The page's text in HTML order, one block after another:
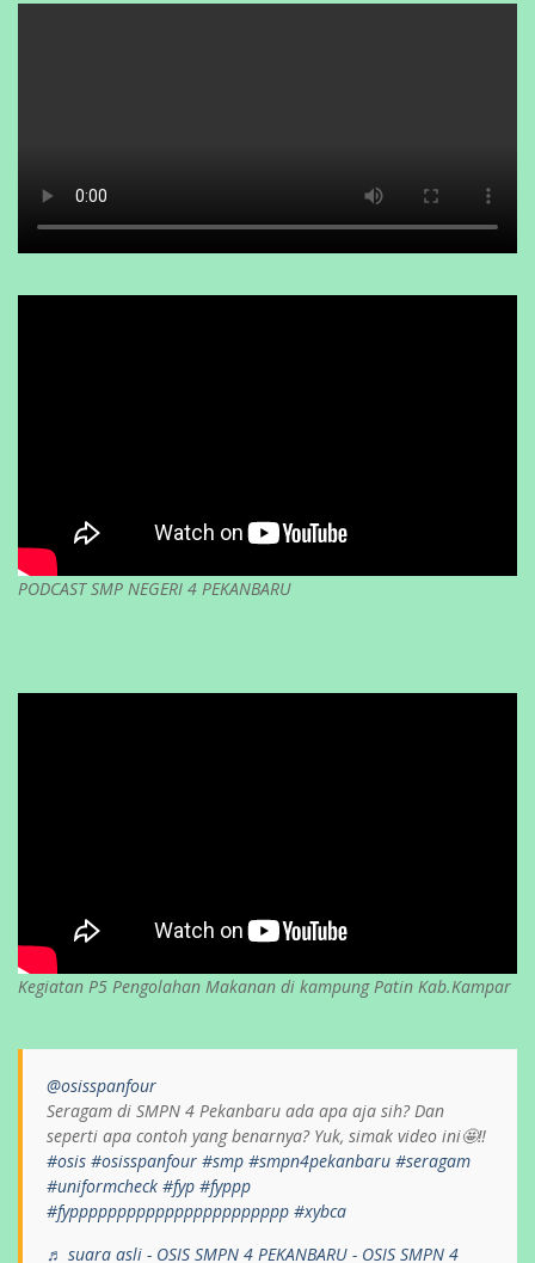
PODCAST SMP NEGERI 4 PEKANBARU
Kegiatan P5 Pengolahan Makanan di kampung Patin Kab.Kampar
@osisspanfour
Seragam di SMPN 4 Pekanbaru ada apa aja sih? Dan
seperti apa contoh yang benarnya? Yuk, simak video ini🤩‼️
#osis #osisspanfour #smp #smpn4pekanbaru #seragam
#uniformcheck #fyp #fyppp
#fyppppppppppppppppppppppp #xybca
♬ suara asli - OSIS SMPN 4 PEKANBARU - OSIS SMPN 4